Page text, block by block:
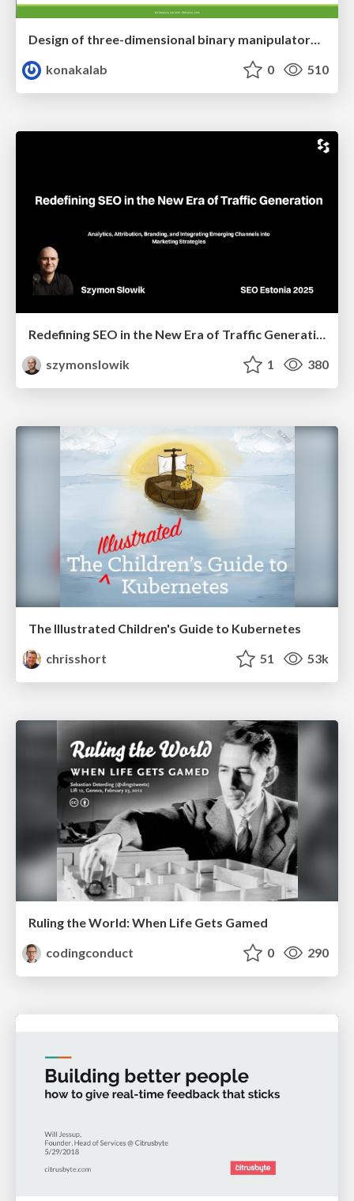
Design of three-dimensional binary manipulators for pick-and-place task avoiding obstacles (IECON2024)
konakalab
0 510
szymonslowik
1 380
The Illustrated Children's Guide to Kubernetes
chrisshort
51 53k
Ruling the World: When Life Gets Gamed
codingconduct
0 290